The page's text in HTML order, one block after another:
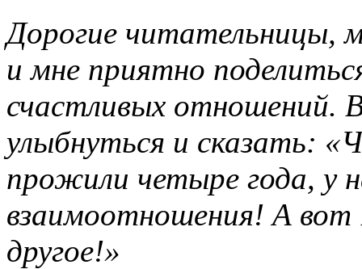
Дорогие читательницы,
и мне приятно
счастливых отношений.
улыбнуться и сказать:
прожили четыре года, у
взаимоотношения! А вот
другое!»